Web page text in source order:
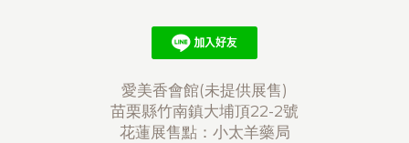
愛美香會館(未提供展售)
苗栗縣竹南鎮大埔頂22-2號
花蓮展售點：小太羊藥局